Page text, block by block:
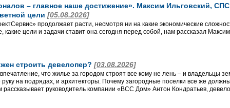
– главное наше достижение». Максим Ильговский,
цели [05.08.2026]
продолжает расти, несмотря ни на какие экономические
какие цели и задачи ставит она сегодня перед собой, нам рассказал
строить девелопер? [03.08.2026]
что жилье за городом строят все кому не лень – и владельцы
на подрядах, и архитекторы. Почему загородные поселки все же
руководитель компании «ВСС Дом» Антон Кондратьев,